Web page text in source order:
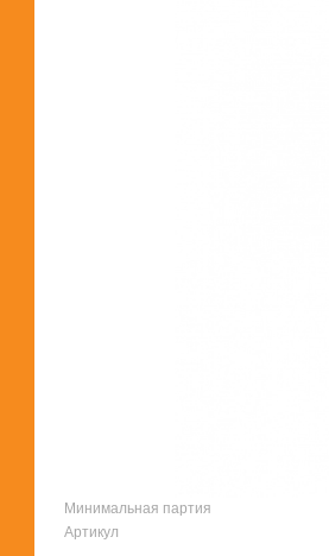
Минимальная партия
Артикул